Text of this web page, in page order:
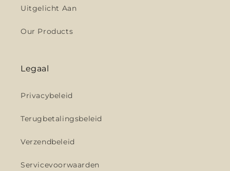
Uitgelicht Aan
Our Products
Legaal
Privacybeleid
Terugbetalingsbeleid
Verzendbeleid
Servicevoorwaarden